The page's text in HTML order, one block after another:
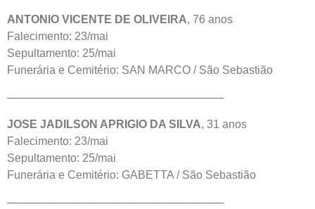
ANTONIO VICENTE DE OLIVEIRA, 76 anos
Falecimento: 23/mai
Sepultamento: 25/mai
Funerária e Cemitério: SAN MARCO / São Sebastião
────────────────────────────
JOSE JADILSON APRIGIO DA SILVA, 31 anos
Falecimento: 23/mai
Sepultamento: 25/mai
Funerária e Cemitério: GABETTA / São Sebastião
────────────────────────────